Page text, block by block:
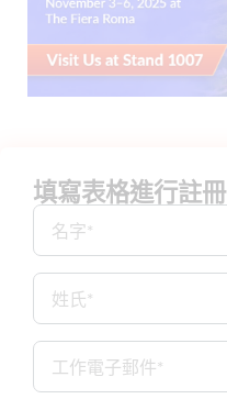
填寫表格進行註冊